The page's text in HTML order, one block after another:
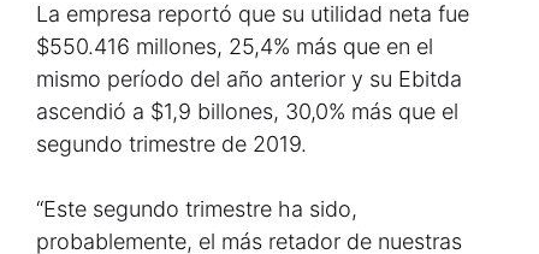
La empresa reportó que su utilidad neta fue
$550.416 millones, 25,4% más que en el
mismo período del año anterior y su Ebitda
ascendió a $1,9 billones, 30,0% más que el
segundo trimestre de 2019.
“Este segundo trimestre ha sido,
probablemente, el más retador de nuestras